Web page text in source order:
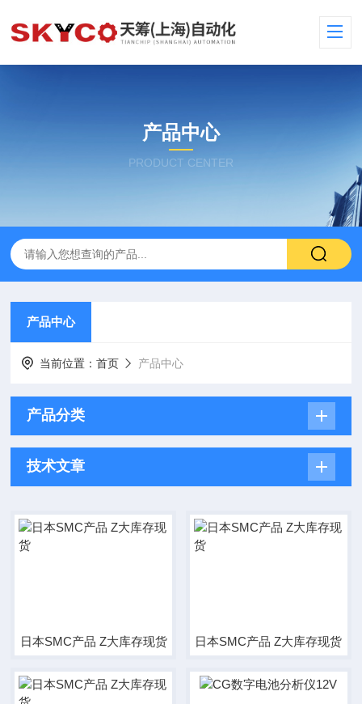
产品中心
PRODUCT CENTER
产品中心
当前位置：首页 产品中心
产品分类
技术文章
日本SMC产品 Z大库存现货 日本SMC产品 Z大库存现货